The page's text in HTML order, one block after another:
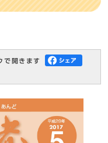
で開きます